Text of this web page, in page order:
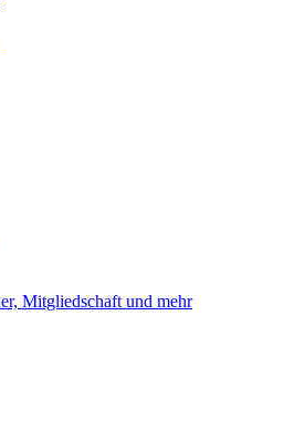
Mitgliedschaft und mehr